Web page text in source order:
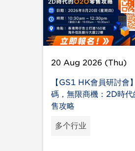
20 Aug 2026 (Thu)
【GS1 HK會員研討會
碼，無限商機：2D時
售攻略
多个行业